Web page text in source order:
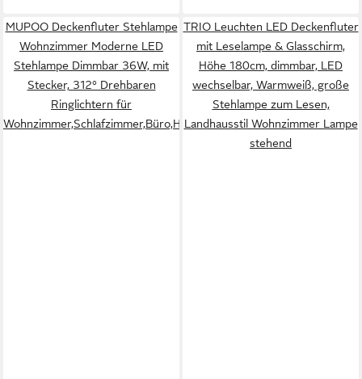
MUPOO Deckenfluter Stehlampe
Wohnzimmer Moderne LED
Stehlampe Dimmbar 36W, mit
Stecker, 312° Drehbaren
Ringlichtern für
Wohnzimmer,Schlafzimmer,Büro,Hotel
TRIO Leuchten LED Deckenfluter
mit Leselampe & Glasschirm,
Höhe 180cm, dimmbar, LED
wechselbar, Warmweiß, große
Stehlampe zum Lesen,
Landhausstil Wohnzimmer Lampe
stehend